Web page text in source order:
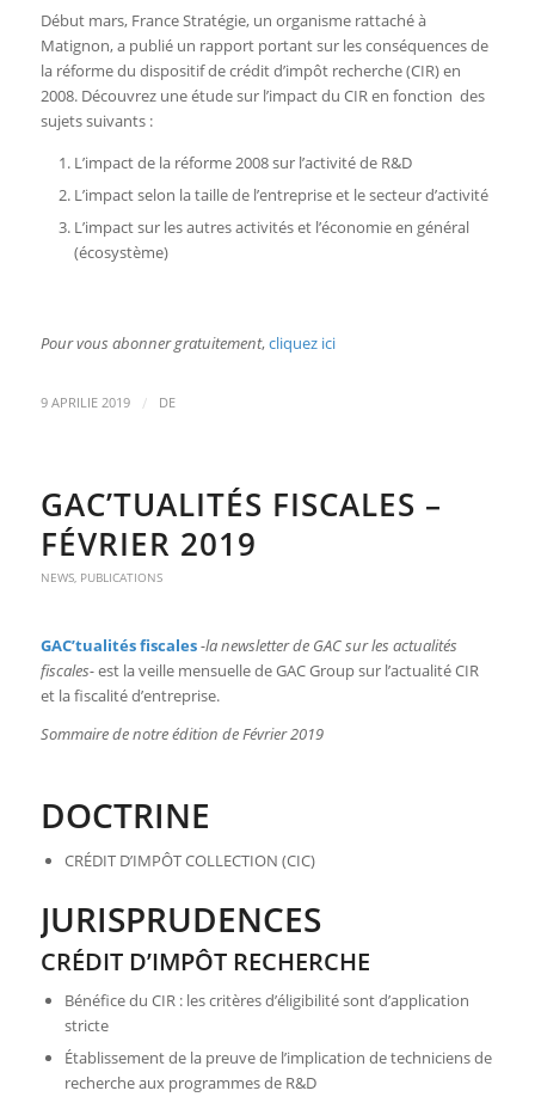
Début mars, France Stratégie, un organisme rattaché à
Matignon, a publié un rapport portant sur les conséquences de
la réforme du dispositif de crédit d’impôt recherche (CIR) en
2008. Découvrez une étude sur l’impact du CIR en fonction des
sujets suivants :
L’impact de la réforme 2008 sur l’activité de R&D
L’impact selon la taille de l’entreprise et le secteur d’activité
L’impact sur les autres activités et l’économie en général
(écosystème)
Pour vous abonner gratuitement,cliquez ici
9 APRILIE 2019 / DE
GAC’TUALITÉS FISCALES –
FÉVRIER 2019
NEWS, PUBLICATIONS
GAC’tualités fiscales-la newsletter de GAC sur les actualités
fiscales-est la veille mensuelle de GAC Group sur l’actualité CIR
et la fiscalité d’entreprise.
Sommaire de notre édition de Février 2019
DOCTRINE
CRÉDIT D’IMPÔT COLLECTION (CIC)
JURISPRUDENCES
CRÉDIT D’IMPÔT RECHERCHE
Bénéfice du CIR : les critères d’éligibilité sont d’application
stricte
Établissement de la preuve de l’implication de techniciens de
recherche aux programmes de R&D